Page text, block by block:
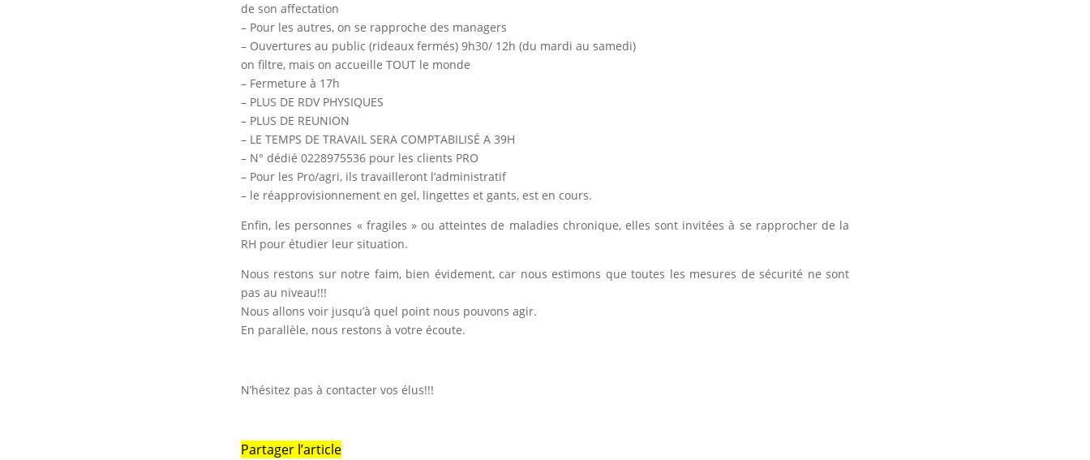
de son affectation
– Pour les autres, on se rapproche des managers
– Ouvertures au public (rideaux fermés) 9h30/ 12h (du mardi au samedi)
on filtre, mais on accueille TOUT le monde
– Fermeture à 17h
– PLUS DE RDV PHYSIQUES
– PLUS DE REUNION
– LE TEMPS DE TRAVAIL SERA COMPTABILISÉ A 39H
– N° dédié 0228975536 pour les clients PRO
– Pour les Pro/agri, ils travailleront l’administratif
– le réapprovisionnement en gel, lingettes et gants, est en cours.
Enfin, les personnes « fragiles » ou atteintes de maladies chronique, elles sont invitées à se rapprocher de la
RH pour étudier leur situation.
Nous restons sur notre faim, bien évidement, car nous estimons que toutes les mesures de sécurité ne sont
pas au niveau!!!
Nous allons voir jusqu’à quel point nous pouvons agir.
En parallèle, nous restons à votre écoute.
N’hésitez pas à contacter vos élus!!!
Partager l’article